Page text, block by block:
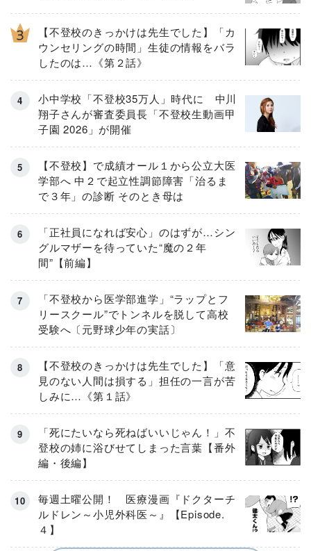
【不登校のきっかけは先生でした】「カ
ウンセリングの時間」生徒の情報をバラ
したのは…《第２話》
小中学校「不登校35万人」時代に 中川
翔子さんが審査委員長「不登校生動画甲
子園 2026」が開催
【不登校】で成績オール１から公立大医
学部へ 中２で起立性調節障害「治るま
で３年」の診断 そのとき母は
「正社員になれば安心」のはずが…シン
グルマザーを待っていた“魔の２年
間”【前編】
「不登校から医学部進学」“ラップとフ
リースクール”でトンネルを脱して高校
受験へ〔元野球少年の実話〕
【不登校のきっかけは先生でした】「意
見のない人間は損する」担任の一言が苦
しみに…《第１話》
「死にたいなら死ねばいいじゃん！」不
登校の姉に浴びせてしまった言葉【番外
編・後編】
毎週土曜公開！ 医療漫画『ドクターチ
ルドレン～小児外科医～』【Episode.
４】